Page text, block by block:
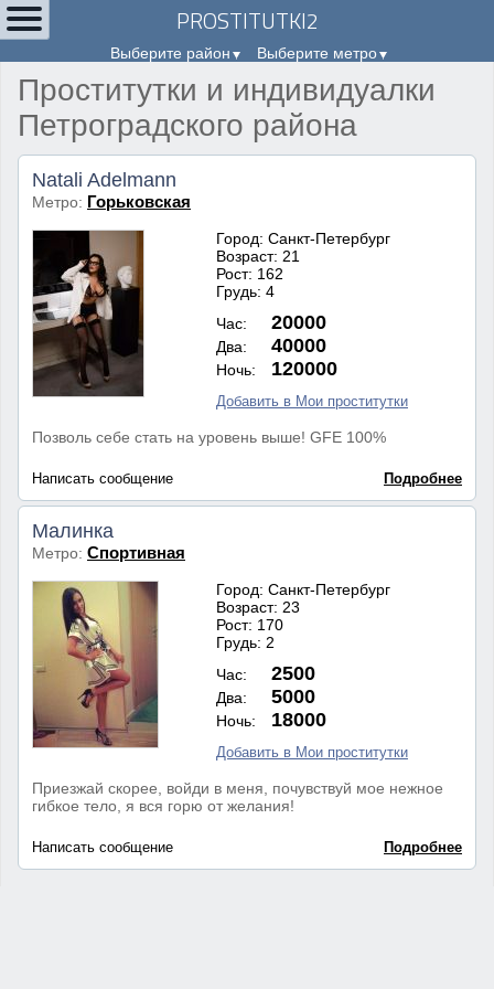
PROSTITUTKI2
Выберите район Выберите метро
Проститутки и индивидуалки
Петроградского района
Natali Adelmann
Метро: Горьковская
Город: Санкт-Петербург
Возраст: 21
Рост: 162
Грудь: 4
Час:
20000
Два: 40000
Ночь: 120000
Добавить в Мои проститутки
Позволь себе стать на уровень выше! GFE 100%
Написать сообщение Подробнее
Малинка
Метро: Спортивная
Город: Санкт-Петербург
Возраст: 23
Рост: 170
Грудь: 2
Час:
2500
Два: 5000
Ночь: 18000
Добавить в Мои проститутки
Приезжай скорее, войди в меня, почувствуй мое нежное
гибкое тело, я вся горю от желания!
Написать сообщение Подробнее